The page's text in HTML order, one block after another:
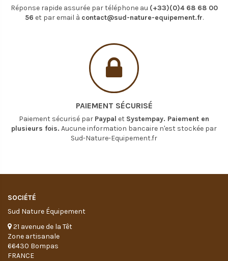
Réponse rapide assurée par téléphone au (+33)(0)4 68 68 00
56 et par email à contact@sud-nature-equipement.fr.
PAIEMENT SÉCURISÉ
Paiement sécurisé par Paypal et Systempay. Paiement en
plusieurs fois. Aucune information bancaire n'est stockée par
Sud-Nature-Equipement.fr
SOCIÉTÉ
Sud Nature Équipement
21 avenue de la Têt
Zone artisanale
66430 Bompas
FRANCE